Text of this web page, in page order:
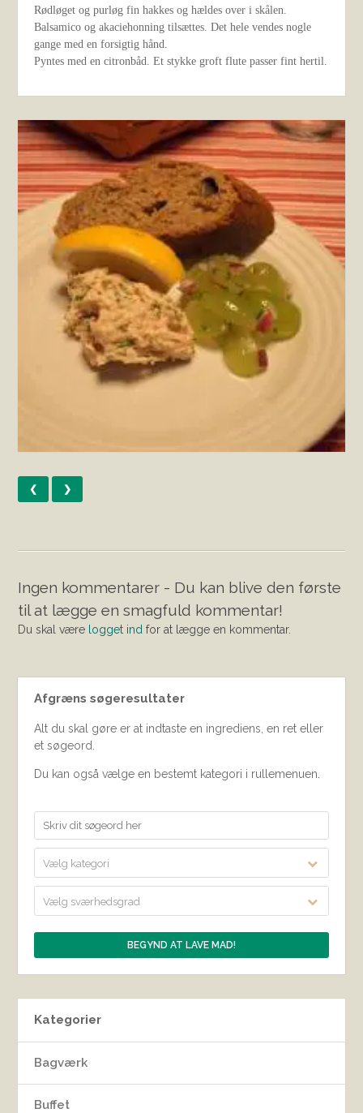
Rødløget og purløg fin hakkes og hældes over i skålen.
Balsamico og akaciehonning tilsættes. Det hele vendes nogle
gange med en forsigtig hånd.
Pyntes med en citronbåd. Et stykke groft flute passer fint hertil.
❮ ❯
Ingen kommentarer - Du kan blive den første
til at lægge en smagfuld kommentar!
Du skal være logget ind for at lægge en kommentar.
Afgræns søgeresultater
Alt du skal gøre er at indtaste en ingrediens, en ret eller
et søgeord.
Du kan også vælge en bestemt kategori i rullemenuen.
Vælg kategori
Vælg sværhedsgrad
Kategorier
Bagværk
Buffet